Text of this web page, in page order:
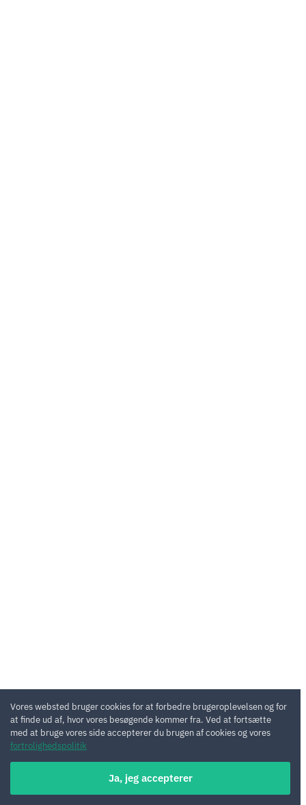
Vores websted bruger cookies for at forbedre brugeroplevelsen og for
at finde ud af, hvor vores besøgende kommer fra. Ved at fortsætte
med at bruge vores side accepterer du brugen af cookies og vores
fortrolighedspolitik
Ja, jeg accepterer